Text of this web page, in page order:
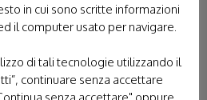
in cui sono scritte informazioni
il computer usato per navigare.
di tali tecnologie utilizzando il
continuare senza accettare
senza accettare" oppure